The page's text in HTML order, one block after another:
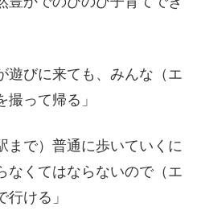
遊びに来ても、みんな（エ
撮って帰る」
まで）普通に歩いていくに
なくてはならないので（エ
ける」